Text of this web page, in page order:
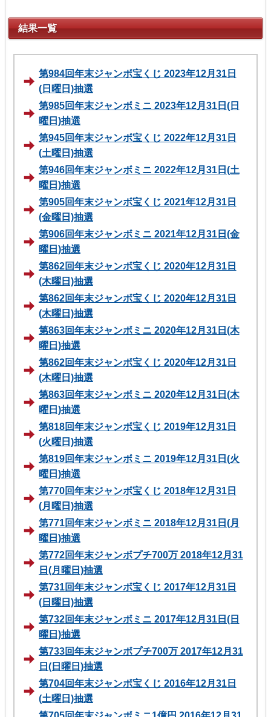
結果一覧
第984回年末ジャンボ宝くじ 2023年12月31日
(日曜日)抽選
第985回年末ジャンボミニ 2023年12月31日(日
曜日)抽選
第945回年末ジャンボ宝くじ 2022年12月31日
(土曜日)抽選
第946回年末ジャンボミニ 2022年12月31日(土
曜日)抽選
第905回年末ジャンボ宝くじ 2021年12月31日
(金曜日)抽選
第906回年末ジャンボミニ 2021年12月31日(金
曜日)抽選
第862回年末ジャンボ宝くじ 2020年12月31日
(木曜日)抽選
第862回年末ジャンボ宝くじ 2020年12月31日
(木曜日)抽選
第863回年末ジャンボミニ 2020年12月31日(木
曜日)抽選
第862回年末ジャンボ宝くじ 2020年12月31日
(木曜日)抽選
第863回年末ジャンボミニ 2020年12月31日(木
曜日)抽選
第818回年末ジャンボ宝くじ 2019年12月31日
(火曜日)抽選
第819回年末ジャンボミニ 2019年12月31日(火
曜日)抽選
第770回年末ジャンボ宝くじ 2018年12月31日
(月曜日)抽選
第771回年末ジャンボミニ 2018年12月31日(月
曜日)抽選
第772回年末ジャンボプチ700万 2018年12月31
日(月曜日)抽選
第731回年末ジャンボ宝くじ 2017年12月31日
(日曜日)抽選
第732回年末ジャンボミニ 2017年12月31日(日
曜日)抽選
第733回年末ジャンボプチ700万 2017年12月31
日(日曜日)抽選
第704回年末ジャンボ宝くじ 2016年12月31日
(土曜日)抽選